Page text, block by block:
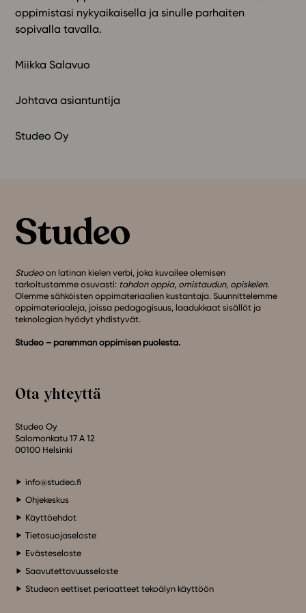
oppimistasi nykyaikaisella ja sinulle parhaiten
sopivalla tavalla.
Miikka Salavuo
Johtava asiantuntija
Studeo Oy
Studeo on latinan kielen verbi, joka kuvailee olemisen
tarkoitustamme osuvasti: tahdon oppia, omistaudun, opiskelen.
Olemme sähköisten oppimateriaalien kustantaja. Suunnittelemme
oppimateriaaleja, joissa pedagogisuus, laadukkaat sisällöt ja
teknologian hyödyt yhdistyvät.
Studeo – paremman oppimisen puolesta.
Ota yhteyttä
Studeo Oy
Salomonkatu 17 A 12
00100 Helsinki
info@studeo.fi
Ohjekeskus
Käyttöehdot
Tietosuojaseloste
Evästeseloste
Saavutettavuusseloste
Studeon eettiset periaatteet tekoälyn käyttöön